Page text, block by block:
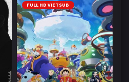
FULL HD VIETSUB